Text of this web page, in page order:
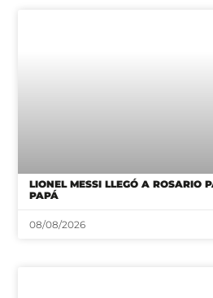
LIONEL MESSI LLEGÓ A ROSARIO
PAPÁ
08/08/2026